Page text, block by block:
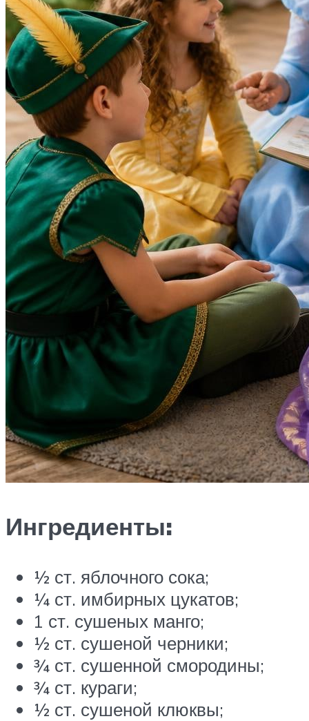
Ингредиенты:
½ ст. яблочного сока;
¼ ст. имбирных цукатов;
1 ст. сушеных манго;
½ ст. сушеной черники;
¾ ст. сушенной смородины;
¾ ст. кураги;
½ ст. сушеной клюквы;